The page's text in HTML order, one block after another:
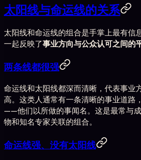
太阳线与命运线的关系
太阳线和命运线的组合是手掌上最有信
一起反映了事业方向与公众认可之间的
两条线都很强
命运线和太阳线都深而清晰，代表事业
高。这类人通常有一条清晰的事业道路
——他们以所做的事闻名。这是最常与
物和知名专家关联的组合。
命运线强、没有太阳线